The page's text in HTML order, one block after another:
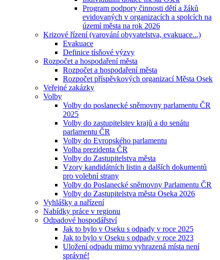
Program podpory činnosti dětí a žáků
evidovaných v organizacích a spolcích na
území města na rok 2026
Krizové řízení (varování obyvatelstva, evakuace...)
Evakuace
Definice tísňové výzvy
Rozpočet a hospodaření města
Rozpočet a hospodaření města
Rozpočet příspěvkových organizací Města Osek
Veřejné zakázky
Volby
Volby do poslanecké sněmovny parlamentu ČR
2025
Volby do zastupitelstev krajů a do senátu
parlamentu ČR
Volby do Evropského parlamentu
Volba prezidenta ČR
Volby do Zastupitelstva města
Vzory kandidátních listin a dalších dokumentů
pro volební strany
Volby do Poslanecké sněmovny Parlamentu ČR
Volby do Zastupitelstva města Oseka 2026
Vyhlášky a nařízení
Nabídky práce v regionu
Odpadové hospodářství
Jak to bylo v Oseku s odpady v roce 2025
Jak to bylo v Oseku s odpady v roce 2023
Uložení odpadu mimo vyhrazená místa není
správné!